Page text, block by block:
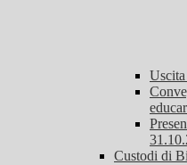
Custodi di